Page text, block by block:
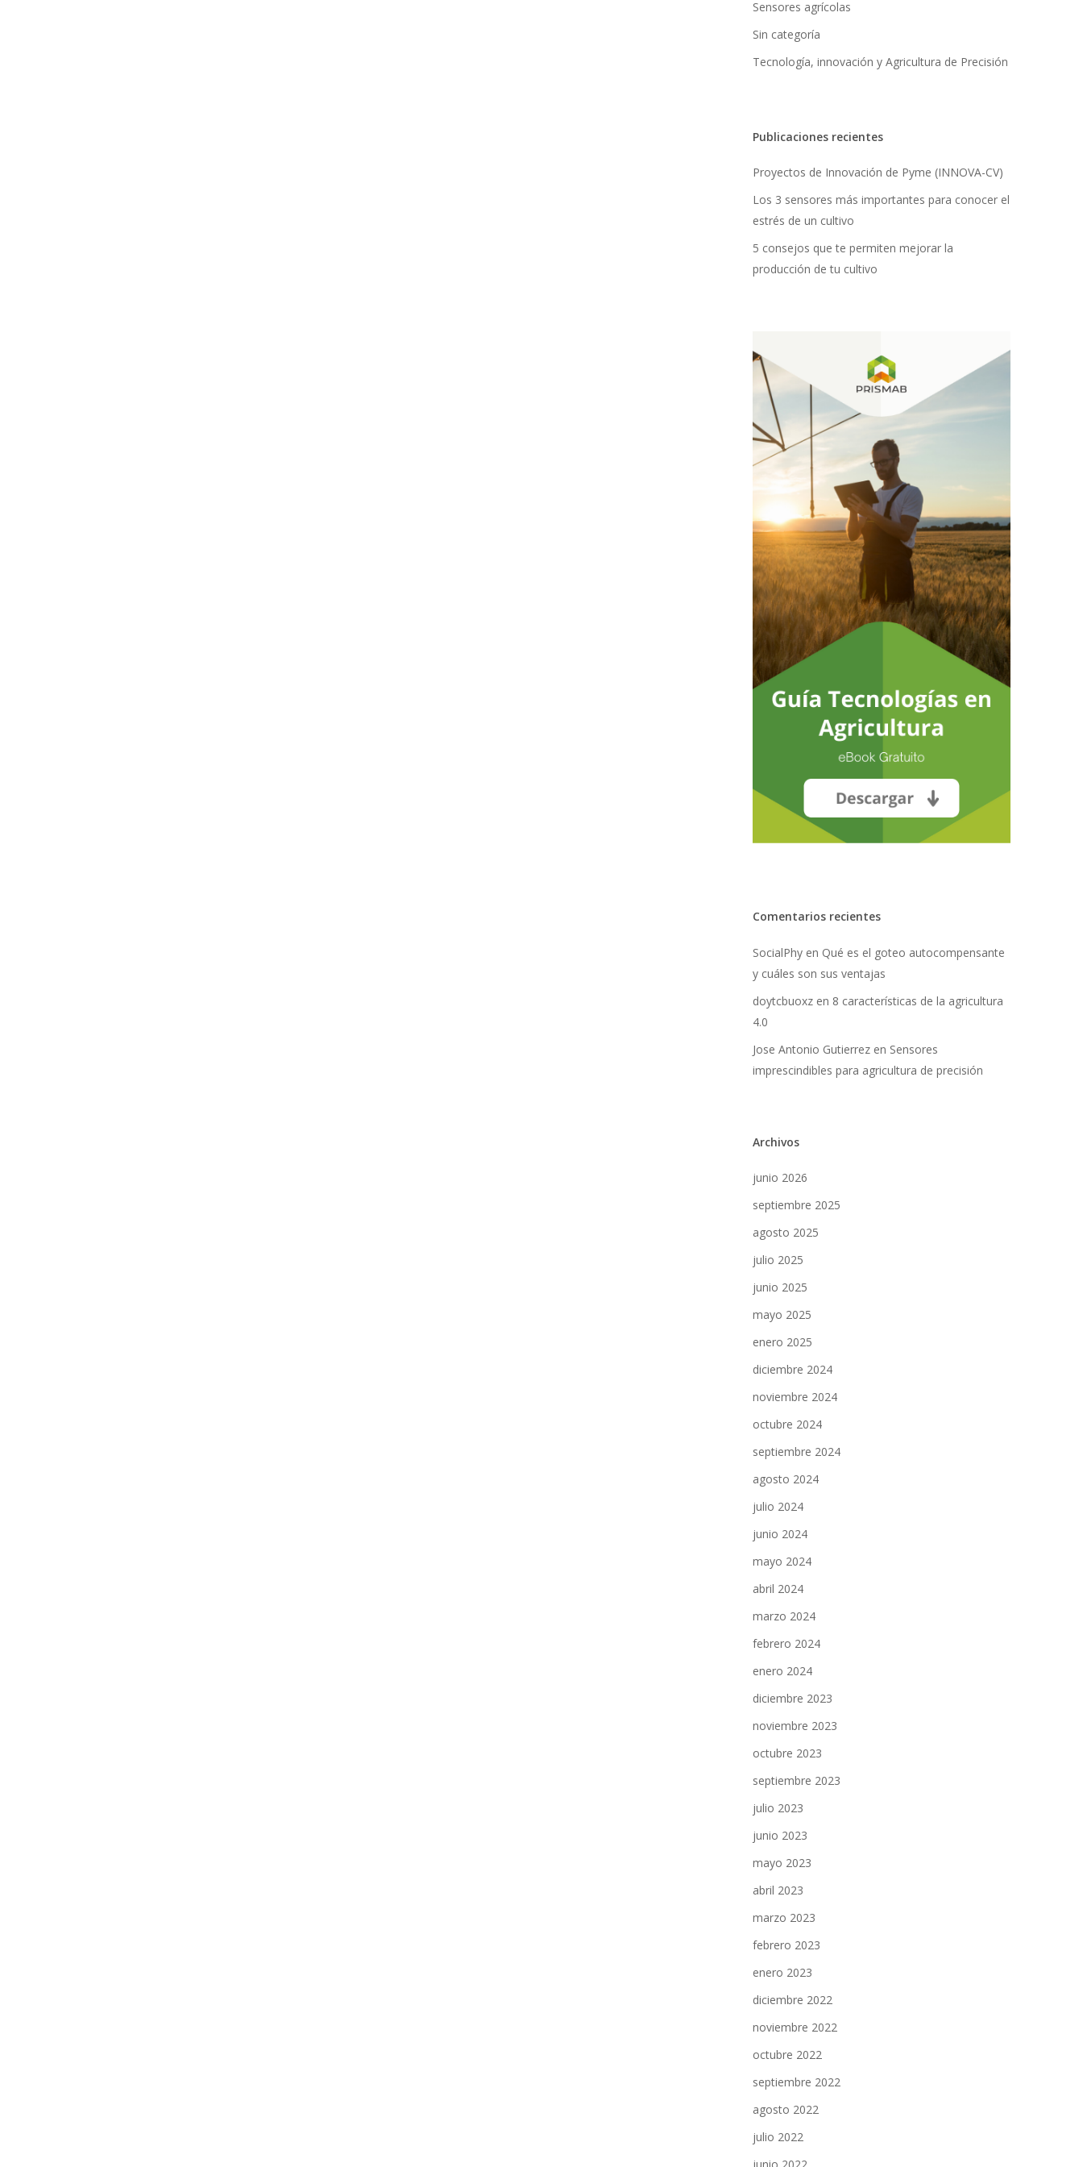
No hay productos en el carrito.
Go To Shop
Sensores agrícolas
Sin categoría
Tecnología, innovación y Agricultura de Precisión
Publicaciones recientes
Proyectos de Innovación de Pyme (INNOVA-CV)
Los 3 sensores más importantes para conocer el
estrés de un cultivo
5 consejos que te permiten mejorar la
producción de tu cultivo
Comentarios recientes
SocialPhyen Qué es el goteo autocompensante
y cuáles son sus ventajas
doytcbuoxzen 8 características de la agricultura
4.0
Jose Antonio Gutierrezen Sensores
imprescindibles para agricultura de precisión
Archivos
junio 2026
septiembre 2025
agosto 2025
julio 2025
junio 2025
mayo 2025
enero 2025
diciembre 2024
noviembre 2024
octubre 2024
septiembre 2024
agosto 2024
julio 2024
junio 2024
mayo 2024
abril 2024
marzo 2024
febrero 2024
enero 2024
diciembre 2023
noviembre 2023
octubre 2023
septiembre 2023
julio 2023
junio 2023
mayo 2023
abril 2023
marzo 2023
febrero 2023
enero 2023
diciembre 2022
noviembre 2022
octubre 2022
septiembre 2022
agosto 2022
julio 2022